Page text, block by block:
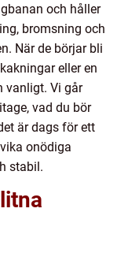
och håller
bromsning och
När de börjar bli
eller en
vanligt. Vi går
vad du bör
är dags för ett
onödiga
stabil.